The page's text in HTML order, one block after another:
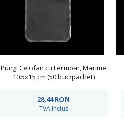
Pungi Celofan cu Fermoar, Marime
10.5x15 cm (50 buc/pachet)
28,44RON
TVA Inclus